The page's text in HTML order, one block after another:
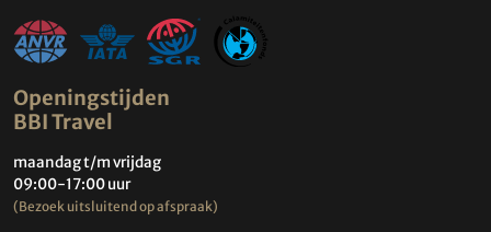
Openingstijden
BBI Travel
maandag t/m vrijdag
09:00-17:00 uur
(Bezoek uitsluitend op afspraak)